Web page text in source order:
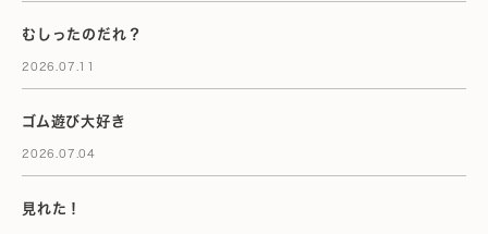
むしったのだれ？
2026.07.11
ゴム遊び大好き
2026.07.04
見れた！